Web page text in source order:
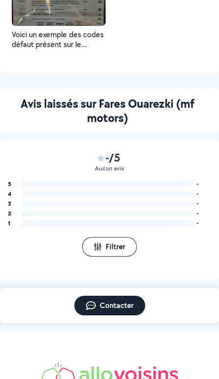
Voici un exemple des codes
défaut présent sur le
solution la plus économique
Avis laissés sur Fares Ouarezki (mf
motors)
-/5
Aucun avis
5
-
4
-
3
-
2
-
1
-
Filtrer
Contacter